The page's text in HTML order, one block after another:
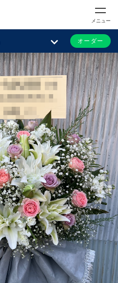
メニュー
オーダー